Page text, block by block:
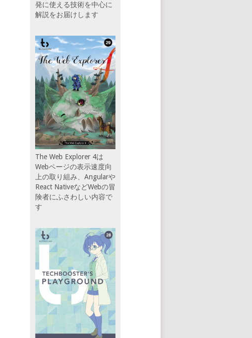
発に使える技術を中心に
解説をお届けします
The Web Explorer 4は
Webページの表示速度向
上の取り組み、Angularや
React NativeなどWebの冒
険者にふさわしい内容で
す